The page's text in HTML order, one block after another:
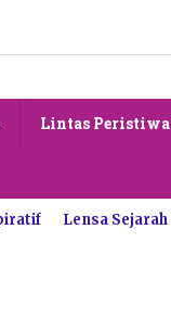
Lintas Peristiwa
Lensa Sejarah